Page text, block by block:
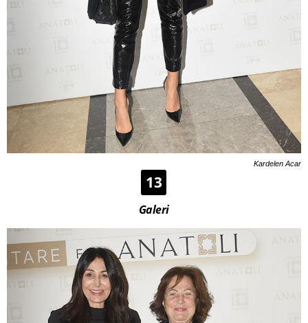
Kardelen Acar
13
Galeri